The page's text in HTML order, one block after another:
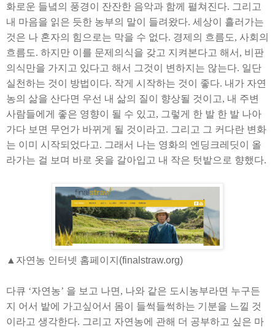
화로운 들녘의 풍경이 잔잔한 음악과 함께 펼쳐진다. 그리고
내 마음을 읽은 듯한 농부의 말이 들려왔다. 세상이 흘러가는
것은 나 혼자의 힘으로는 막을 수 없다. 경제의 흐름도, 사회의
흐름도. 하지만 이를 문제의식을 갖고 지켜본다고 해서 , 비판
의식만을 가지고 있다고 해서 그것이 변하지는 않는다. 일단
실천하는 것이 방법이다. 작게 시작하는 것이 좋다. 내가 자연
농의 삶을 산다면 우선 내 삶의 질이 향상될 것이고, 내 주변
사람들에게 좋은 영향이 될 수 있고, 그렇게 한 발 한 발 나아
가다 보면 무언가 바뀌게 될 것이라고. 그리고 그 커다란 변화
는 이미 시작되었다고. 그래서 나는 영화의 엔딩크레딧이 올
라가는 걸 보며 바로 옷을 갈아입고 내 작은 텃밭으로 향했다.
▲자연농 인터넷 홈페이지(finalstraw.org)
다큐 ‘자연농’ 을 보고 나면 , 나와 같은 도시농부라면 누구든
지 어서 밭에 가고싶어서 몸이 들썩들썩하는 기분을 느낄 것
이라고 생각한다. 그리고 자연농에 관해 더 공부하고 싶은 마